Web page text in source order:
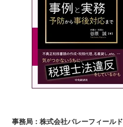
事務局：株式会社バレーフィールド